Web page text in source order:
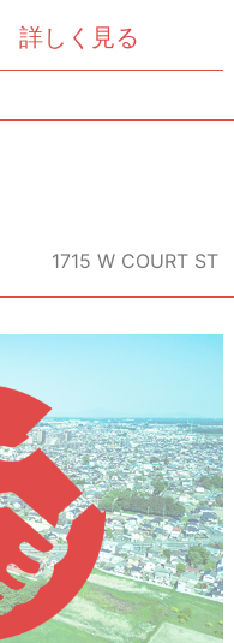
詳しく見る
1715 W COURT ST